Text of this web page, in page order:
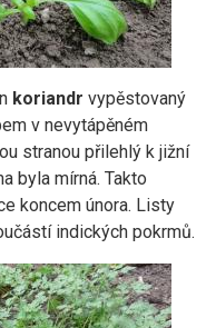
koriandr vypěstovaný
v nevytápěném
stranou přilehlý k jižní
byla mírná. Takto
koncem února. Listy
indických pokrmů.